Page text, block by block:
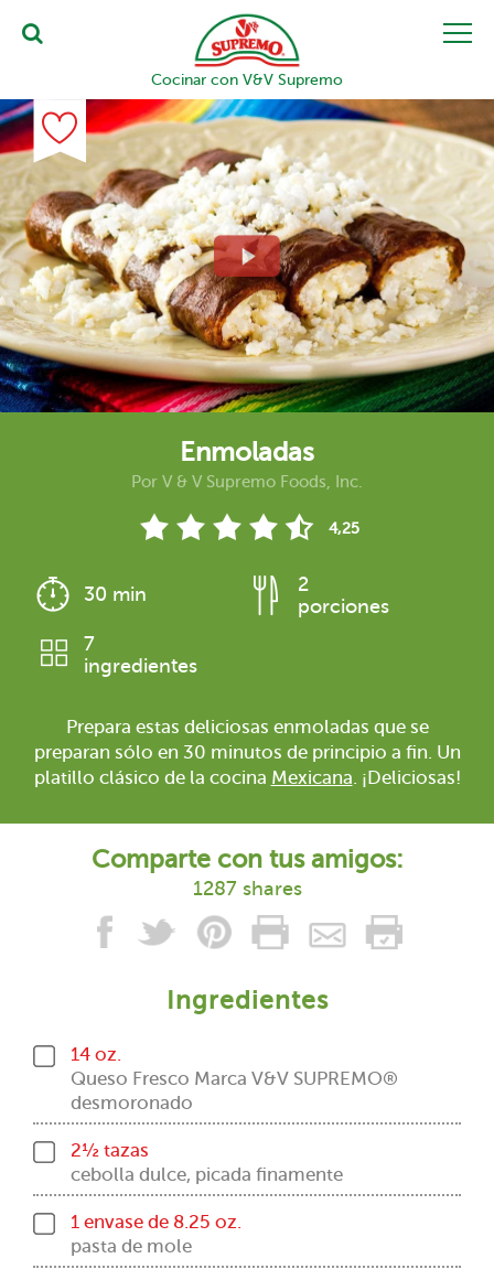
Cocinar con V&V Supremo
Enmoladas
Por V & V Supremo Foods, Inc.
4,25
30 min
2
porciones
7
ingredientes
Prepara estas deliciosas enmoladas que se
preparan sólo en 30 minutos de principio a fin. Un
platillo clásico de la cocina Mexicana. ¡Deliciosas!
Comparte con tus amigos:
1287 shares
Ingredientes
14 oz.
Queso Fresco Marca V&V SUPREMO®
desmoronado
2½ tazas
cebolla dulce, picada finamente
1 envase de 8.25 oz.
pasta de mole